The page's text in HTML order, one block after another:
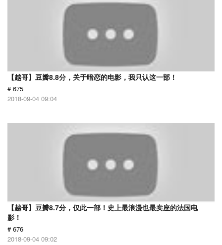
【越哥】豆瓣8.8分，关于暗恋的电影，我只认这一部！
# 675
2018-09-04 09:04
【越哥】豆瓣8.7分，仅此一部！史上最浪漫也最卖座的法国电
影！
# 676
2018-09-04 09:02